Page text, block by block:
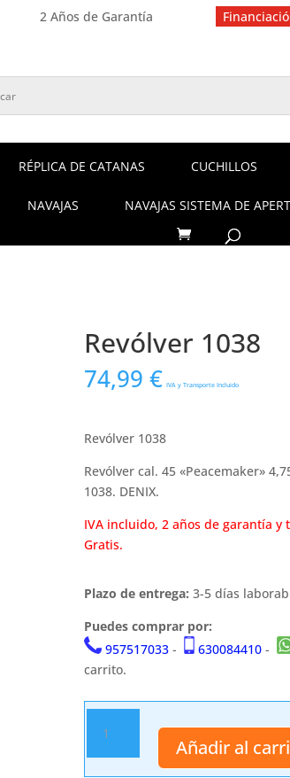
2 Años de Garantía
RÉPLICA DE CATANAS CUCHILLOS
NAVAJAS NAVAJAS SISTEMA DE
Revólver 1038
74,99 € IVA y Transporte Incluido
Revólver 1038
Revólver cal. 45 «Peacemaker»
1038. DENIX.
IVA incluido, 2 años de garantía y
Gratis.
Plazo de entrega: 3-5 días
Puedes comprar por:
957517033- 630084410-
carrito.
1038
cantidad
Añadir al